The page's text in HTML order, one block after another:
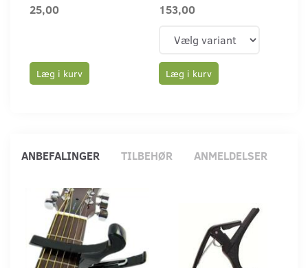
25,00
Læg i kurv
153,00
Læg i kurv
ANBEFALINGER TILBEHØR ANMELDELSER